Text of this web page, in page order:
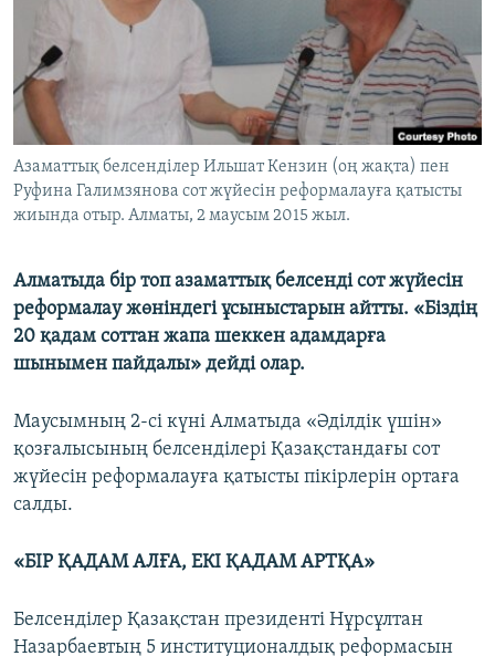
ЖАЗЫЛЫҢЫЗ
Басқа тілдерде
Азаматтық белсенділер Ильшат Кензин (оң жақта) пен
Руфина Галимзянова сот жүйесін реформалауға қатысты
жиында отыр. Алматы, 2 маусым 2015 жыл.
Алматыда бір топ азаматтық белсенді сот жүйесін
реформалау жөніндегі ұсыныстарын айтты. «Біздің
20 қадам соттан жапа шеккен адамдарға
шынымен пайдалы» дейді олар.
Маусымның 2-сі күні Алматыда «Әділдік үшін»
қозғалысының белсенділері Қазақстандағы сот
жүйесін реформалауға қатысты пікірлерін ортаға
салды.
«БІР ҚАДАМ АЛҒА, ЕКІ ҚАДАМ АРТҚА»
Белсенділер Қазақстан президенті Нұрсұлтан
Назарбаевтың 5 институционалдық реформасын